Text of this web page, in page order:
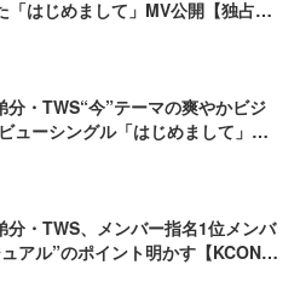
「はじめまして」MV公開【独占カ
分・TWS“今”テーマの爽やかビジ
ューシングル「はじめまして」オ
分・TWS、メンバー指名1位メンバ
アル”のポイント明かす【KCON